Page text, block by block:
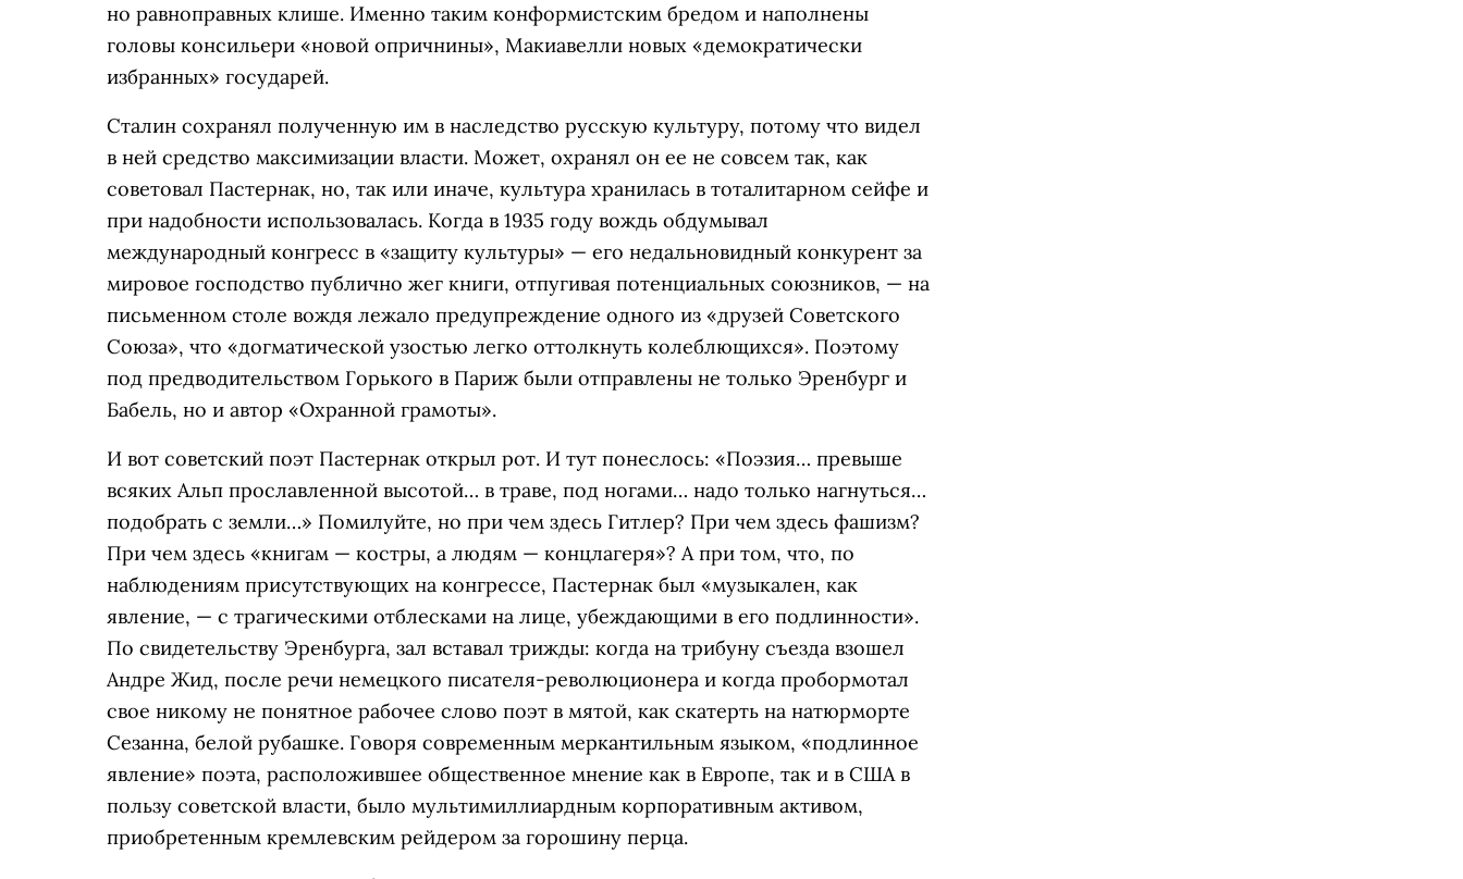
но равноправных клише. Именно таким конформистским бредом и наполнены
головы консильери «новой опричнины», Макиавелли новых «демократически
избранных» государей.
Сталин сохранял полученную им в наследство русскую культуру, потому что видел
в ней средство максимизации власти. Может, охранял он ее не совсем так, как
советовал Пастернак, но, так или иначе, культура хранилась в тоталитарном сейфе и
при надобности использовалась. Когда в 1935 году вождь обдумывал
международный конгресс в «защиту культуры» — его недальновидный конкурент за
мировое господство публично жег книги, отпугивая потенциальных союзников, — на
письменном столе вождя лежало предупреждение одного из «друзей Советского
Союза», что «догматической узостью легко оттолкнуть колеблющихся». Поэтому
под предводительством Горького в Париж были отправлены не только Эренбург и
Бабель, но и автор «Охранной грамоты».
И вот советский поэт Пастернак открыл рот. И тут понеслось: «Поэзия… превыше
всяких Альп прославленной высотой… в траве, под ногами… надо только нагнуться…
подобрать с земли…» Помилуйте, но при чем здесь Гитлер? При чем здесь фашизм?
При чем здесь «книгам — костры, а людям — концлагеря»? А при том, что, по
наблюдениям присутствующих на конгрессе, Пастернак был «музыкален, как
явление, — с трагическими отблесками на лице, убеждающими в его подлинности».
По свидетельству Эренбурга, зал вставал трижды: когда на трибуну съезда взошел
Андре Жид, после речи немецкого писателя-революционера и когда пробормотал
свое никому не понятное рабочее слово поэт в мятой, как скатерть на натюрморте
Сезанна, белой рубашке. Говоря современным меркантильным языком, «подлинное
явление» поэта, расположившее общественное мнение как в Европе, так и в США в
пользу советской власти, было мультимиллиардным корпоративным активом,
приобретенным кремлевским рейдером за горошину перца.